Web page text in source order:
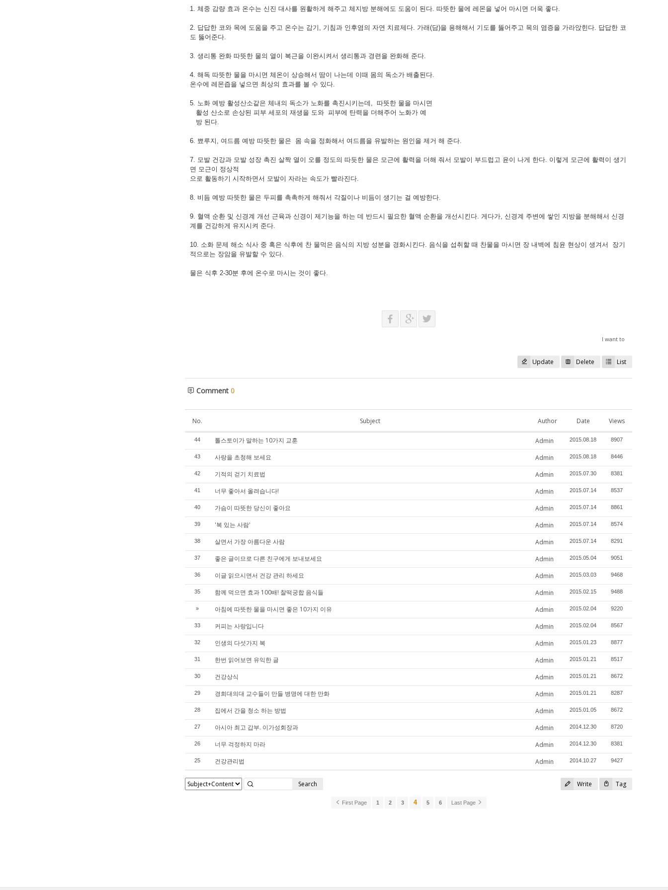
1. 체중 감량 효과 온수는 신진 대사를 원활하게 해주고 체지방 분해에도 도움이 된다. 따뜻한 물에 레몬을 넣어 마시면 더욱 좋다.
2. 답답한 코와 목에 도움을 주고 온수는 감기, 기침과 인후염의 자연 치료제다. 가래(담)을 용해해서 기도를 뚫어주고 목의 염증을 가라앉힌다. 답답한 코
도 뚫어준다.
3. 생리통 완화 따뜻한 물의 열이 복근을 이완시켜서 생리통과 경련을 완화해 준다.
4. 해독 따뜻한 물을 마시면 체온이 상승해서 땀이 나는데 이때 몸의 독소가 배출된다.
온수에 레몬즙을 넣으면 최상의 효과를 볼 수 있다.
5. 노화 예방 활성산소같은 체내의 독소가 노화를 촉진시키는데, 따뜻한 물을 마시면
활성 산소로 손상된 피부 세포의 재생을 도와 피부에 탄력을 더해주어 노화가 예
방 된다.
6. 뾰루지, 여드름 예방 따뜻한 물은 몸 속을 정화해서 여드름을 유발하는 원인을 제거 해 준다.
7. 모발 건강과 모발 성장 촉진 살짝 열이 오를 정도의 따듯한 물은 모근에 활력을 더해 줘서 모발이 부드럽고 윤이 나게 한다. 이렇게 모근에 활력이 생기
면 모근이 정상적
으로 활동하기 시작하면서 모발이 자라는 속도가 빨라진다.
8. 비듬 예방 따뜻한 물은 두피를 촉촉하게 해줘서 각질이나 비듬이 생기는 걸 예방한다.
9. 혈액 순환 및 신경계 개선 근육과 신경이 제기능을 하는 데 반드시 필요한 혈액 순환을 개선시킨다. 게다가, 신경계 주변에 쌓인 지방을 분해해서 신경
계를 건강하게 유지시켜 준다.
10. 소화 문제 해소 식사 중 혹은 식후에 찬 물먹은 음식의 지방 성분을 경화시킨다. 음식을 섭취할 때 찬물을 마시면 장 내벽에 침윤 현상이 생겨서 장기
적으로는 장암을 유발할 수 있다.
물은 식후 2-30분 후에 온수로 마시는 것이 좋다.
I want to
Update Delete List
Comment 0
No. Subject Author Date Views
44 톨스토이가 말하는 10가지 교훈 Admin 2015.08.18 8907
43 사랑을 초청해 보세요 Admin 2015.08.18 8446
42 기적의 걷기 치료법 Admin 2015.07.30 8381
41 너무 좋아서 올려습니다! Admin 2015.07.14 8537
40 가슴이 따뜻한 당신이 좋아요 Admin 2015.07.14 8861
39 '복 있는 사람' Admin 2015.07.14 8574
38 살면서 가장 아름다운 사람 Admin 2015.07.14 8291
37 좋은 글이므로 다른 친구에게 보내보세요 Admin 2015.05.04 9051
36 이글 읽으시면서 건강 관리 하세요 Admin 2015.03.03 9468
35 함께 먹으면 효과 100배! 찰떡궁합 음식들 Admin 2015.02.15 9488
» 아침에 따뜻한 물을 마시면 좋은 10가지 이유 Admin 2015.02.04 9220
33 커피는 사랑입니다 Admin 2015.02.04 8567
32 인생의 다섯가지 복 Admin 2015.01.23 8877
31 한번 읽어보면 유익한 글 Admin 2015.01.21 8517
30 건강상식 Admin 2015.01.21 8672
29 경희대의대 교수들이 만들 병명에 대한 만화 Admin 2015.01.21 8287
28 집에서 간을 청소 하는 방법 Admin 2015.01.05 8672
27 아시아 최고 갑부. 이가성회장과 Admin 2014.12.30 8720
26 너무 걱정하지 마라 Admin 2014.12.30 8381
25 건강관리법 Admin 2014.10.27 9427
Write Tag
Search
First Page 1 2 3 4 5 6 Last Page